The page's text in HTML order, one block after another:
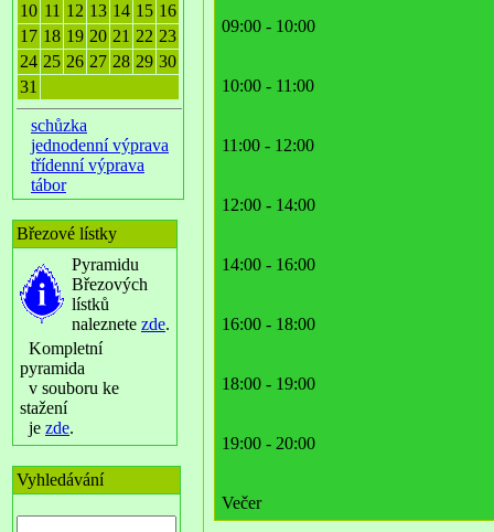
10 11 12 13 14 15 16
17 18 19 20 21 22 23
24 25 26 27 28 29 30
31
schůzka
jednodenní výprava
třídenní výprava
tábor
Březové lístky
Pyramidu
Březových
lístků
naleznete zde.
Kompletní
pyramida
v souboru ke
stažení
je zde.
Vyhledávání
09:00 - 10:00
10:00 - 11:00
11:00 - 12:00
12:00 - 14:00
14:00 - 16:00
16:00 - 18:00
18:00 - 19:00
19:00 - 20:00
Večer